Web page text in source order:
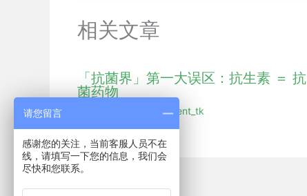
相关文章
「抗菌界」第一大误区：抗生素 ＝ 抗
菌药物
hmdent_tk
请您留言
感谢您的关注，当前客服人员不在
线，请填写一下您的信息，我们会
尽快和您联系。